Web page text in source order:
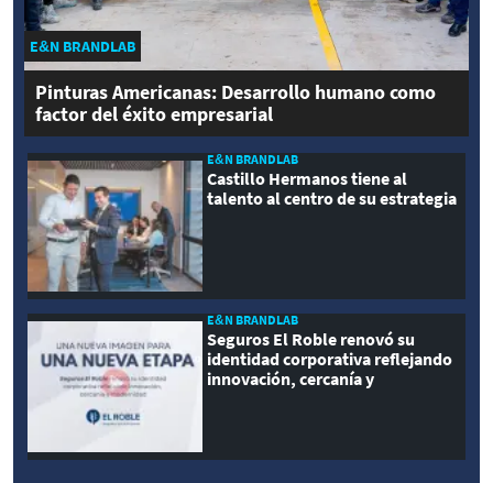
E&N BRANDLAB
Pinturas Americanas: Desarrollo humano como
factor del éxito empresarial
E&N BRANDLAB
Castillo Hermanos tiene al
talento al centro de su estrategia
E&N BRANDLAB
Seguros El Roble renovó su
identidad corporativa reflejando
innovación, cercanía y